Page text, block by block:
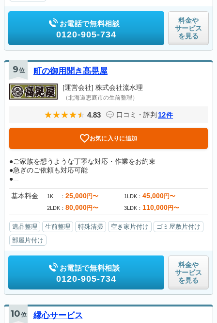
お電話で無料相談
0120-905-734
料金や
サービス
を見る
9位 町の御用聞き髙晃屋
[運営会社] 株式会社流水理
（北海道恵庭市の生前整理）
4.83 口コミ・評判 12件
お気に入りに追加
●ご家族を想うような丁寧な対応・作業をお約束
●急ぎのご依頼も対応可能
●...
基本料金 1K 25,000円〜 1LDK 45,000円〜
2LDK 80,000円〜 3LDK 110,000円〜
遺品整理 生前整理 特殊清掃 空き家片付け
ゴミ屋敷片付け
部屋片付け
お電話で無料相談
0120-905-734
料金や
サービス
を見る
10位 縁心サービス